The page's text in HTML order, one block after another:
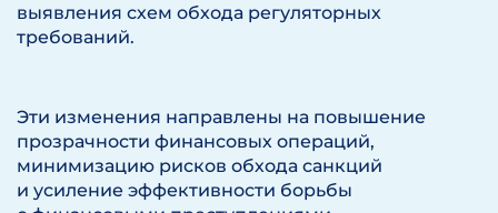
выявления схем обхода регуляторных
требований.
Эти изменения направлены на повышение
прозрачности финансовых операций,
минимизацию рисков обхода санкций
и усиление эффективности борьбы